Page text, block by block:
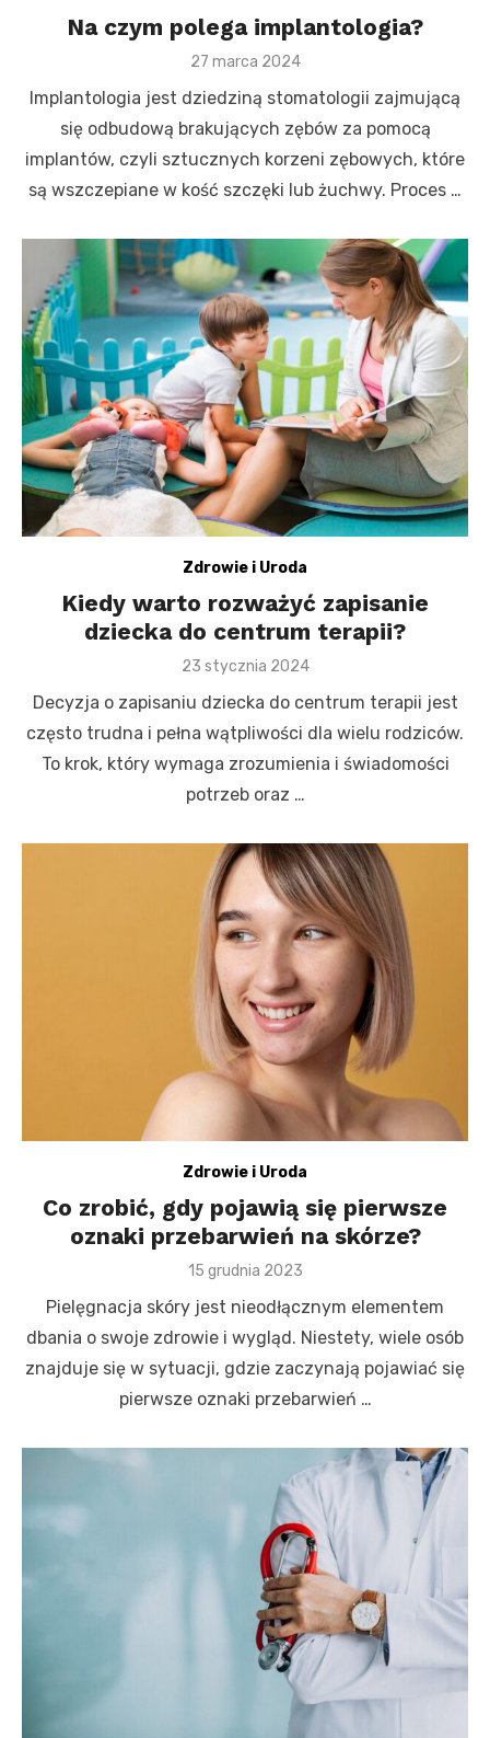
Na czym polega implantologia?
Posted
27 marca 2024
Implantologia jest dziedziną stomatologii zajmującą
się odbudową brakujących zębów za pomocą
implantów, czyli sztucznych korzeni zębowych, które
są wszczepiane w kość szczęki lub żuchwy. Proces …
Zdrowie i Uroda
Kiedy warto rozważyć zapisanie
dziecka do centrum terapii?
Posted
23 stycznia 2024
Decyzja o zapisaniu dziecka do centrum terapii jest
często trudna i pełna wątpliwości dla wielu rodziców.
To krok, który wymaga zrozumienia i świadomości
potrzeb oraz …
Zdrowie i Uroda
Co zrobić, gdy pojawią się pierwsze
oznaki przebarwień na skórze?
Posted
15 grudnia 2023
Pielęgnacja skóry jest nieodłącznym elementem
dbania o swoje zdrowie i wygląd. Niestety, wiele osób
znajduje się w sytuacji, gdzie zaczynają pojawiać się
pierwsze oznaki przebarwień …